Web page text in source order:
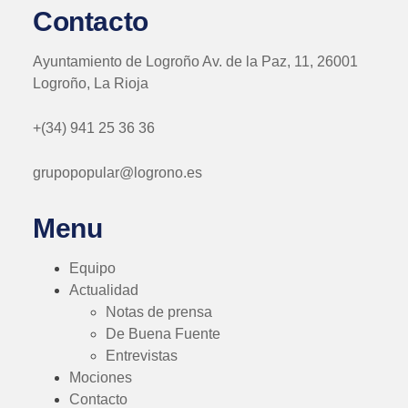
Contacto
Ayuntamiento de Logroño Av. de la Paz, 11, 26001
Logroño, La Rioja
+(34) 941 25 36 36
grupopopular@logrono.es
Menu
Equipo
Actualidad
Notas de prensa
De Buena Fuente
Entrevistas
Mociones
Contacto